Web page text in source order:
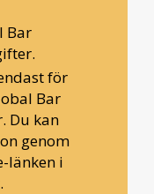
Bar
för
Bar
Du kan
genom
länken i